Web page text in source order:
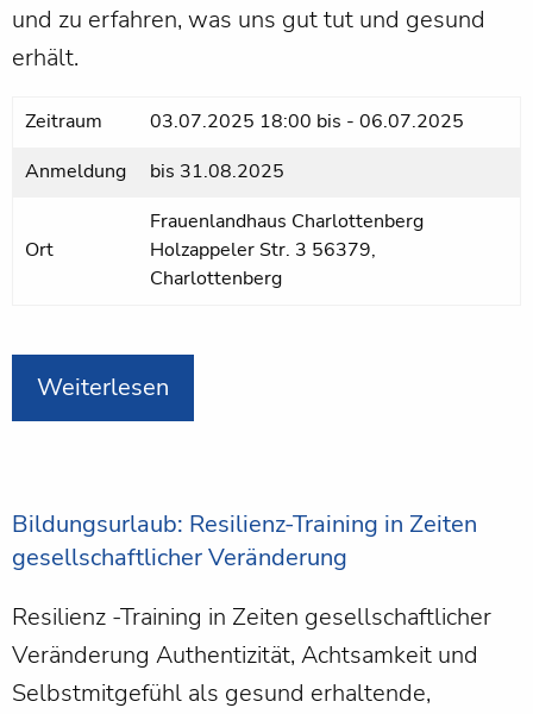
und zu erfahren, was uns gut tut und gesund
erhält.
Zeitraum 03.07.2025 18:00 bis - 06.07.2025
Anmeldung
bis 31.08.2025
Ort
Frauenlandhaus Charlottenberg
Holzappeler Str. 3 56379,
Charlottenberg
Weiterlesen
Bildungsurlaub: Resilienz-Training in Zeiten
gesellschaftlicher Veränderung
Resilienz -Training in Zeiten gesellschaftlicher
Veränderung Authentizität, Achtsamkeit und
Selbstmitgefühl als gesund erhaltende,